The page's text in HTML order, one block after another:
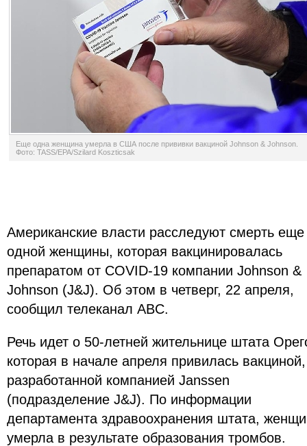
Еще одна женщина умерла в США после прививки вакциной Johnson & Johnson.
Фото: TASS/EPA/Szilard Koszticsak
Американские власти расследуют смерть еще
одной женщины, которая вакцинировалась
препаратом от COVID-19 компании Johnson &
Johnson (J&J). Об этом в четверг, 22 апреля,
сообщил телеканал ABC.
Речь идет о 50-летней жительнице штата
которая в начале апреля привилась вакциной,
разработанной компанией Janssen
(подразделение J&J). По информации
департамента здравоохранения штата,
умерла в результате образования тромбов.